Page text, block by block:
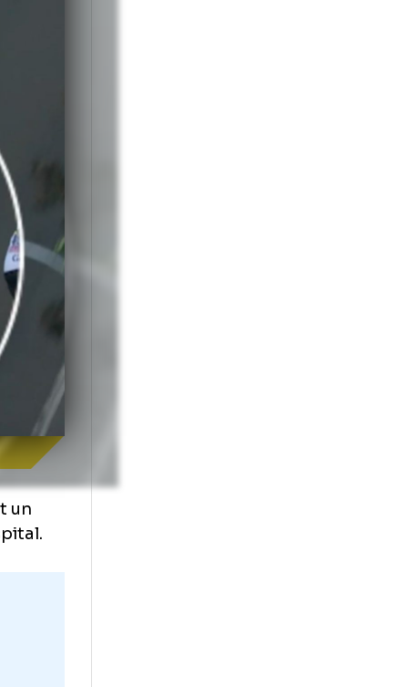
Jasper